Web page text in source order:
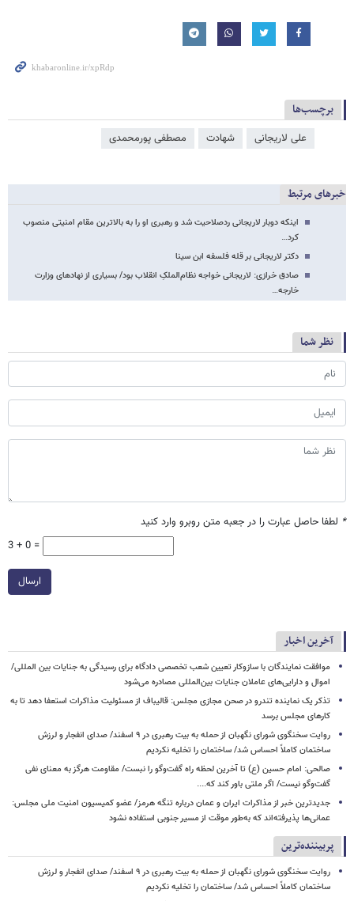
برچسب‌ها
علی لاریجانی شهادت مصطفی پورمحمدی
خبرهای مرتبط
اینکه دوبار لاریجانی ردصلاحیت شد و رهبری او را به بالاترین مقام امنیتی منصوب
کرد…
دکتر لاریجانی بر قله فلسفه ابن سینا
صادق خرازی: لاریجانی خواجه نظام‌الملکِ انقلاب بود/ بسیاری از نهادهای وزارت
خارجه…
نظر شما
* لطفا حاصل عبارت را در جعبه متن روبرو وارد کنید
3 + 0 =
ارسال
آخرین اخبار
موافقت نمایندگان با سازوکار تعیین شعب تخصصی دادگاه برای رسیدگی به جنایات بین المللی/
اموال و دارایی‌های عاملان جنایات بین‌المللی مصادره می‌شود
تذکر یک نماینده تندرو در صحن مجازی مجلس: قالیباف از مسئولیت مذاکرات استعفا دهد تا به
کارهای مجلس برسد
روایت سخنگوی شورای نگهبان از حمله به بیت رهبری در ۹ اسفند/ صدای انفجار و لرزش
ساختمان کاملاً احساس شد/ ساختمان را تخلیه نکردیم
صالحی: امام حسین (ع) تا آخرین لحظه راه گفت‌وگو را نبست/ مقاومت هرگز به معنای نفی
گفت‌وگو نیست/ اگر ملتی باور کند که....
جدیدترین خبر از مذاکرات ایران و عمان درباره تنگه هرمز/ عضو کمیسیون امنیت ملی مجلس:
عمانی‌ها پذیرفته‌اند که به‌طور موقت از مسیر جنوبی استفاده نشود
پربیننده‌ترین
روایت سخنگوی شورای نگهبان از حمله به بیت رهبری در ۹ اسفند/ صدای انفجار و لرزش
ساختمان کاملاً احساس شد/ ساختمان را تخلیه نکردیم